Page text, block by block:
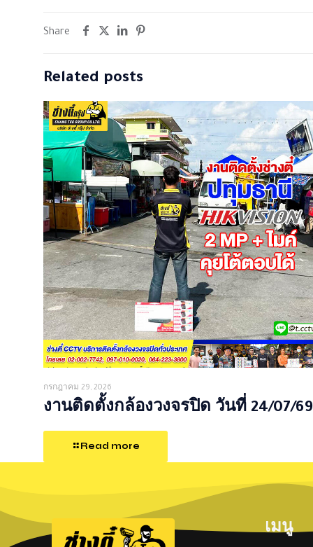
Share
Related posts
กรกฎาคม 29, 2026
งานติดตั้งกล้องวงจรปิด วันที่ 24/07/69
Read more
เมนู